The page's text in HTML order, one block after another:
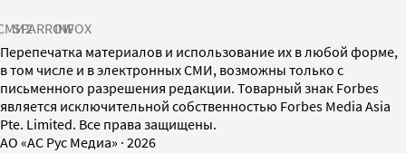
SPARROWINFOX
Перепечатка материалов и использование их в любой форме,
в том числе и в электронных СМИ, возможны только с
письменного разрешения редакции. Товарный знак Forbes
является исключительной собственностью Forbes Media Asia
Pte. Limited. Все права защищены.
AO «АС Рус Медиа» · 2026